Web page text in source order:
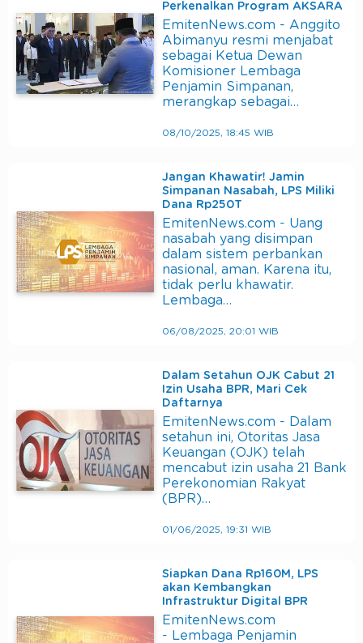
Perkenalkan Program AKSARA
EmitenNews.com - Anggito
Abimanyu resmi menjabat
sebagai Ketua Dewan
Komisioner Lembaga
Penjamin Simpanan,
merangkap sebagai…
08/10/2025, 18:45 WIB
Jangan Khawatir! Jamin
Simpanan Nasabah, LPS Miliki
Dana Rp250T
EmitenNews.com - Uang
nasabah yang disimpan
dalam sistem perbankan
nasional, aman. Karena itu,
tidak perlu khawatir.
Lembaga…
06/08/2025, 20:01 WIB
Dalam Setahun OJK Cabut 21
Izin Usaha BPR, Mari Cek
Daftarnya
EmitenNews.com - Dalam
setahun ini, Otoritas Jasa
Keuangan (OJK) telah
mencabut izin usaha 21 Bank
Perekonomian Rakyat
(BPR)…
01/06/2025, 19:31 WIB
Siapkan Dana Rp160M, LPS
akan Kembangkan
Infrastruktur Digital BPR
EmitenNews.com
- Lembaga Penjamin